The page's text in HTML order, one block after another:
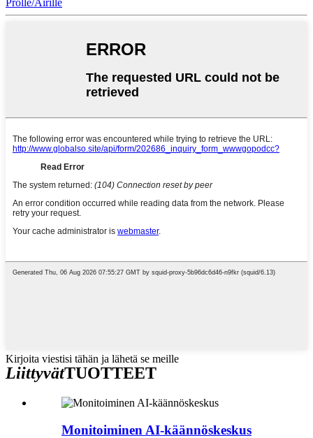
Prolle/Airille
Kirjoita viestisi tähän ja lähetä se meille
LiittyvätTUOTTEET
Monitoiminen AI-käännöskeskus